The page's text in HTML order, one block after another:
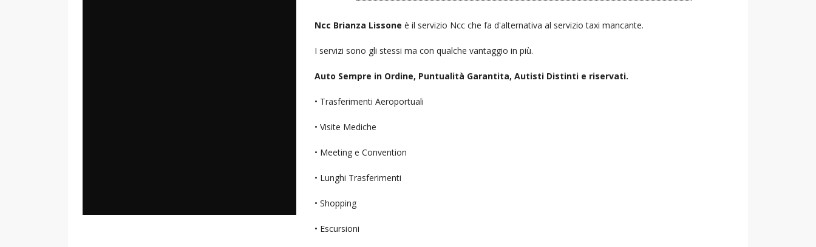
Ncc Brianza Lissoneè il servizio Ncc che fa d'alternativa al servizio taxi mancante.
I servizi sono gli stessi ma con qualche vantaggio in più.
Auto Sempre in Ordine, Puntualità Garantita, Autisti Distinti e riservati.
• Trasferimenti Aeroportuali
• Visite Mediche
• Meeting e Convention
• Lunghi Trasferimenti
• Shopping
• Escursioni